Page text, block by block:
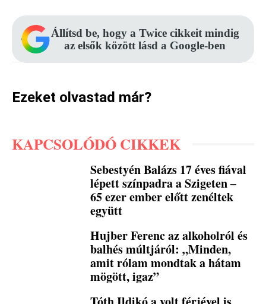
Állítsd be, hogy a Twice cikkeit mindig
az elsők között lásd a Google-ben
Ezeket olvastad már?
KAPCSOLÓDÓ CIKKEK
Sebestyén Balázs 17 éves fiával
lépett színpadra a Szigeten –
65 ezer ember előtt zenéltek
együtt
Hujber Ferenc az alkoholról és
balhés múltjáról: „Minden,
amit rólam mondtak a hátam
mögött, igaz”